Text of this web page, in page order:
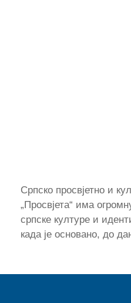
Српско просвјетно и
„Просвјета“ има
српске културе и
када је основано, до